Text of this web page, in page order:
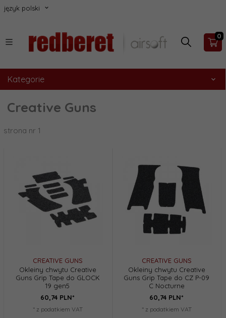
język polski
0
Kategorie
Creative Guns
strona nr 1
CREATIVE GUNS
Okleiny chwytu Creative
Guns Grip Tape do GLOCK
19 gen5
60,74 PLN*
* z podatkiem VAT
CREATIVE GUNS
Okleiny chwytu Creative
Guns Grip Tape do CZ P-09
C Nocturne
60,74 PLN*
* z podatkiem VAT